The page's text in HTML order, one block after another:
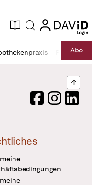
Ausgabe
Suche login
login
RechtAbo
FacebookInstagram